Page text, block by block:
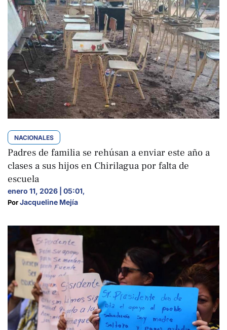
NACIONALES
Padres de familia se rehúsan a enviar este año a
clases a sus hijos en Chirilagua por falta de
escuela
enero 11, 2026 | 05:01,
Por Jacqueline Mejía